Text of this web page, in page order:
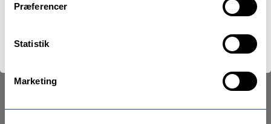
Præferencer
Statistik
Marketing